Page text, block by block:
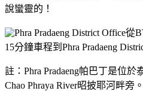
說蠻靈的！
從
15分鐘車程到Phra Pradaeng
註：Phra Pradaeng帕巴丁是位於
Chao Phraya River昭披耶河畔